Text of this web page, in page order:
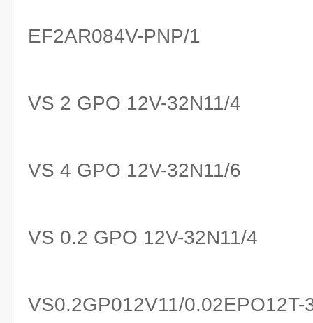
EF2AR084V-PNP/1
VS 2 GPO 12V-32N11/4
VS 4 GPO 12V-32N11/6
VS 0.2 GPO 12V-32N11/4
VS0.2GP012V11/0.02EPO12T-